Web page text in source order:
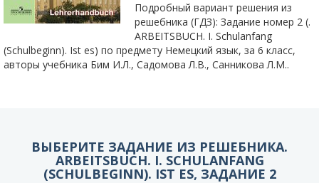
Подробный вариант решения из
решебника (ГДЗ): Задание номер 2 (.
ARBEITSBUCH. I. Schulanfang
(Schulbeginn). Ist es) по предмету Немецкий язык, за 6 класс,
авторы учебника Бим И.Л., Садомова Л.В., Санникова Л.М..
ВЫБЕРИТЕ ЗАДАНИЕ ИЗ РЕШЕБНИКА.
ARBEITSBUCH. I. SCHULANFANG
(SCHULBEGINN). IST ES, ЗАДАНИЕ 2